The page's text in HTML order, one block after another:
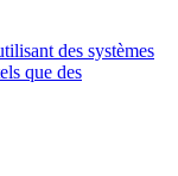
des systèmes
que des